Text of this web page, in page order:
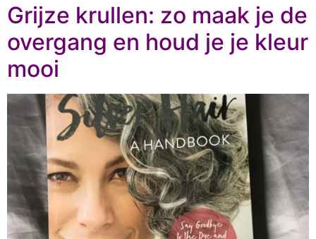
Grijze krullen: zo maak je de
overgang en houd je je kleur
mooi